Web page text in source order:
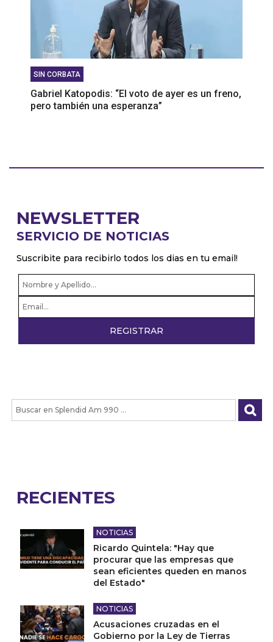
SIN CORBATA
Gabriel Katopodis: “El voto de ayer es un freno,
pero también una esperanza”
NEWSLETTER
SERVICIO DE NOTICIAS
Suscribite para recibirlo todos los dias en tu email!
RECIENTES
NOTICIAS
Ricardo Quintela: "Hay que
procurar que las empresas que
sean eficientes queden en manos
del Estado"
NOTICIAS
Acusaciones cruzadas en el
Gobierno por la Ley de Tierras